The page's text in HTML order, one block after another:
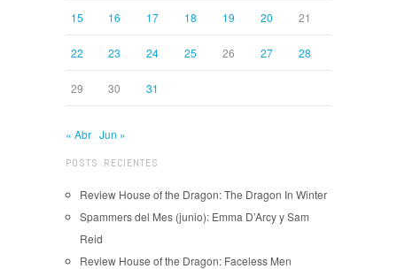
15 16 17 18 19 20 21
22 23 24 25 26 27 28
29 30 31
« Abr Jun »
POSTS RECIENTES
Review House of the Dragon: The Dragon In Winter
Spammers del Mes (junio): Emma D’Arcy y Sam
Reid
Review House of the Dragon: Faceless Men